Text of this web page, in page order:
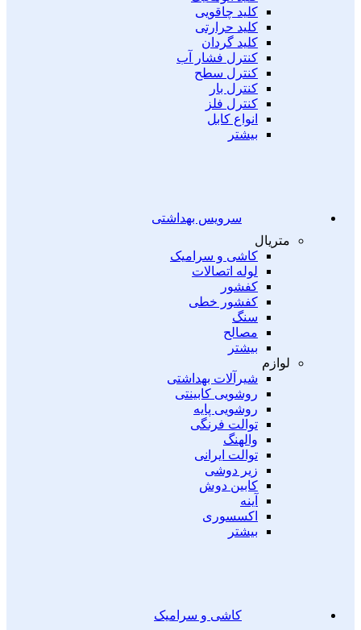
کلید چاقویی
کلید حرارتی
کلید گردان
کنترل فشار آب
کنترل سطح
کنترل بار
کنترل فلز
انواع کابل
بیشتر
سرویس بهداشتی
متریال
کاشی و سرامیک
لوله اتصالات
کفشور
کفشور خطی
سنگ
مصالح
بیشتر
لوازم
شیرآلات بهداشتی
روشویی کابینتی
روشویی پایه
توالت فرنگی
والهنگ
توالت ایرانی
زیر دوشی
کابین دوش
آینه
اکسسوری
بیشتر
کاشی و سرامیک